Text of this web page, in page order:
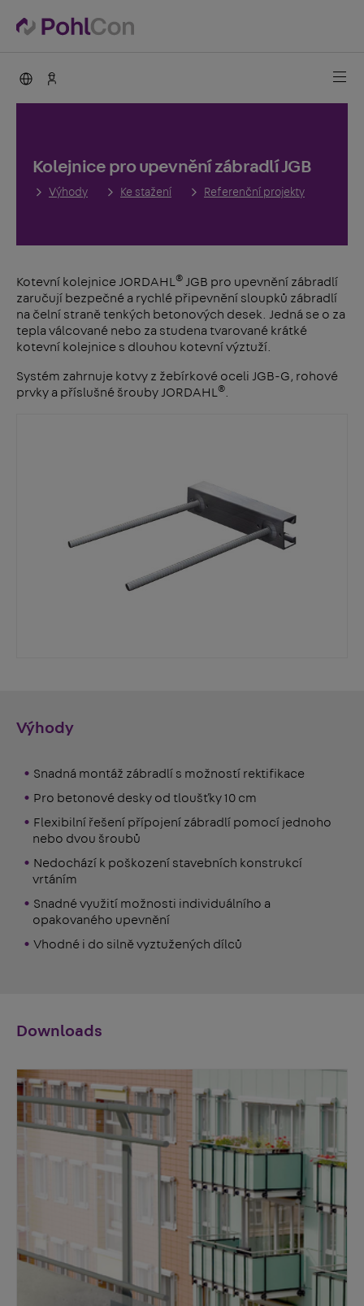
PohlCon international
Kolejnice pro upevnění zábradlí JGB
Výhody Ke stažení Referenční projekty
Kotevní kolejnice JORDAHL ® JGB pro upevnění zábradlí
zaručují bezpečné a rychlé připevnění sloupků zábradlí
na čelní straně tenkých betonových desek. Jedná se o za
tepla válcované nebo za studena tvarované krátké
kotevní kolejnice s dlouhou kotevní výztuží.
Systém zahrnuje kotvy z žebírkové oceli JGB-G, rohové
prvky a příslušné šrouby JORDAHL ®
Výhody
Snadná montáž zábradlí s možností rektifikace
Pro betonové desky od tloušťky 10 cm
Flexibilní řešení přípojení zábradlí pomocí jednoho
nebo dvou šroubů
Nedochází k poškození stavebních konstrukcí
vrtáním
Snadné využití možnosti individuálního a
opakovaného upevnění
Vhodné i do silně vyztužených dílců
Downloads